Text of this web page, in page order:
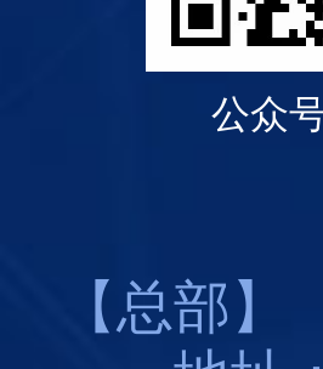
公众
【总部】